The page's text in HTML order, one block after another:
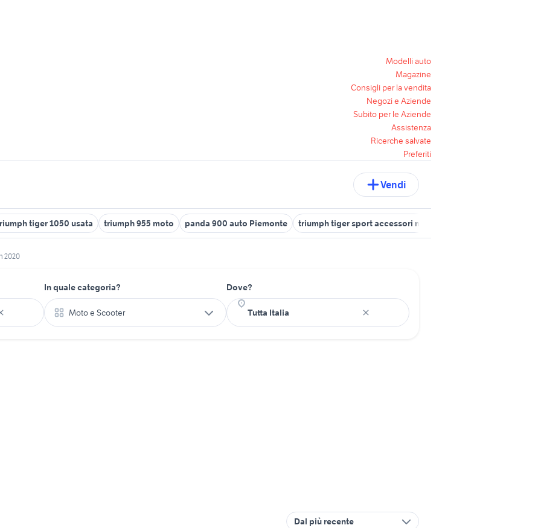
Modelli auto
Magazine
Consigli per la vendita
Negozi e Aziende
Subito per le Aziende
Assistenza
Ricerche salvate
Preferiti
Vendi
tiger 1050 usata triumph 955 moto panda 900 auto Piemonte triumph tiger sport accessori moto
2020
In quale categoria?
Moto e Scooter
Dove?
Dal più recente